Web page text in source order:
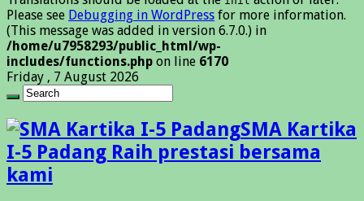
Please see Debugging in WordPress for more information.
(This message was added in version 6.7.0.) in
/home/u7958293/public_html/wp-
includes/functions.php on line 6170
Friday , 7 August 2026
SMA Kartika
I-5 Padang Raih prestasi bersama
kami